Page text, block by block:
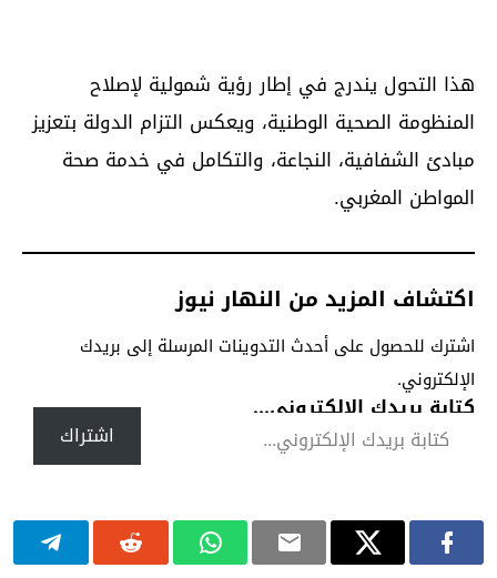
هذا التحول يندرج في إطار رؤية شمولية لإصلاح
المنظومة الصحية الوطنية، ويعكس التزام الدولة بتعزيز
مبادئ الشفافية، النجاعة، والتكامل في خدمة صحة
المواطن المغربي.
اكتشاف المزيد من النهار نيوز
اشترك للحصول على أحدث التدوينات المرسلة إلى بريدك
الإلكتروني.
كتابة بريدك الإلكتروني...
اشتراك